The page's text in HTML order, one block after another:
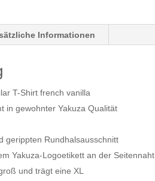
Informationen
T-Shirt french vanilla
in gewohnter Yakuza Qualität
gerippten Rundhalsausschnitt
Yakuza-Logoetikett an der Seitennaht
und trägt eine XL